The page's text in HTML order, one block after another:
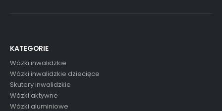
KATEGORIE
Wózki inwalidzkie
Wózki inwalidzkie dziecięce
Skutery inwalidzkie
Wózki aktywne
Wózki aluminiowe